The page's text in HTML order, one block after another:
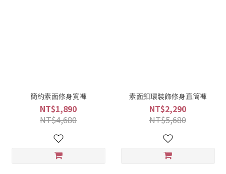
簡約素面修身寬褲
NT$1,890
NT$4,680
素面釦環裝飾修身直筒褲
NT$2,290
NT$5,680